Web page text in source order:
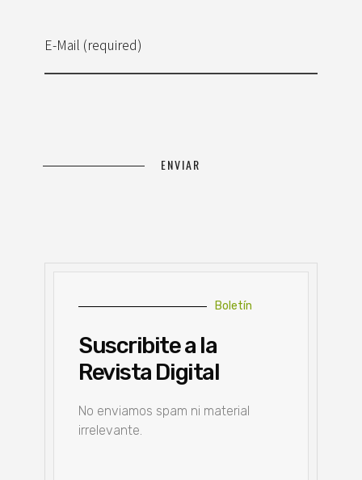
E-Mail (required)
Boletín
Suscribite a la
Revista Digital
No enviamos spam ni material
irrelevante.